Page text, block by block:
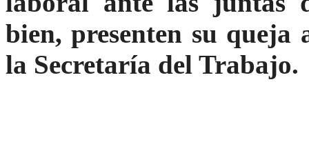
bien, presenten su
la Secretaría del Trabajo.